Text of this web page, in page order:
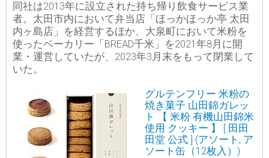
同社は2013年に設立された持ち帰り飲食サービス業
者。太田市内において弁当店「ほっかほっか亭 太田
内ヶ島店」を経営するほか、大泉町において米粉を
使ったベーカリー「BREAD千米」を2021年8月に開
業・運営していたが、2023年3月末をもって閉業して
いた。
グルテンフリー 米粉の
焼き菓子 山田錦ガレッ
ト 【 米粉 有機山田錦米
使用 クッキー 】 [ 田田
田堂 公式 ] (アソート, ア
ソート缶（12枚入）)